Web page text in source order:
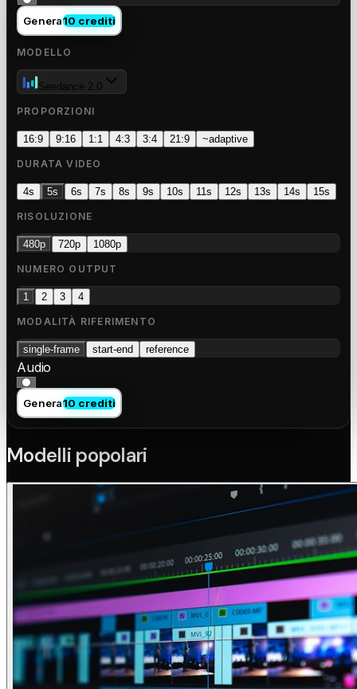
Genera10 crediti
MODELLO
Seedance 2.0
PROPORZIONI
16:9 9:16 1:1 4:3 3:4 21:9 ~adaptive
DURATA VIDEO
4s 5s 6s 7s 8s 9s 10s 11s 12s 13s 14s 15s
RISOLUZIONE
480p 720p 1080p
NUMERO OUTPUT
1 2 3 4
MODALITÀ RIFERIMENTO
single-frame start-end reference
Audio
Genera10 crediti
Modelli popolari